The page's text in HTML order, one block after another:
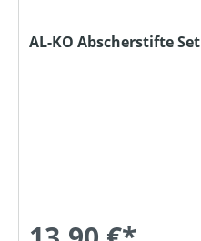
AL-KO Abscherstifte Set